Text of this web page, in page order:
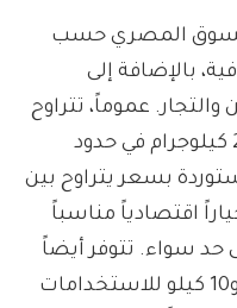
المصري حسب
بالإضافة إلى
عموماً، تتراوح
أسعار الشيكارة الكاملة بوزن 25 كيلوجرام في حدود
بسعر يتراوح بين
خياراً اقتصادياً مناسباً
حد سواء. تتوفر أيضاً
أكياس بأوزان أصغر مثل 5 كيلو و10 كيلو للاستخدامات